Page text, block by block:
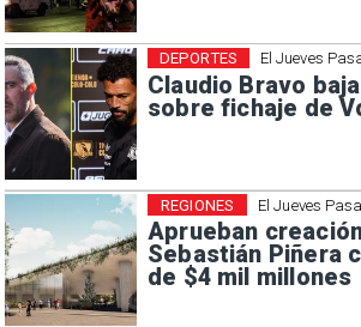
El Jueves
Claudio Bravo
sobre fichaje de
DEPORTES
El Jueves
Aprueban
Sebastián Piñera
de $4 mil millones
REGIONES